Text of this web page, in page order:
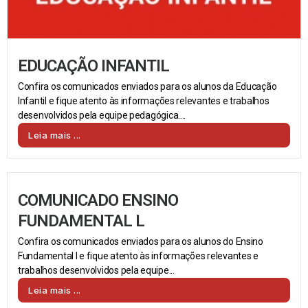
EDUCAÇÃO INFANTIL
Confira os comunicados enviados para os alunos da Educação
Infantil e fique atento às informações relevantes e trabalhos
desenvolvidos pela equipe pedagógica....
Leia mais ...
COMUNICADO ENSINO
FUNDAMENTAL L
Confira os comunicados enviados para os alunos do Ensino
Fundamental I e fique atento às informações relevantes e
trabalhos desenvolvidos pela equipe...
Leia mais ...